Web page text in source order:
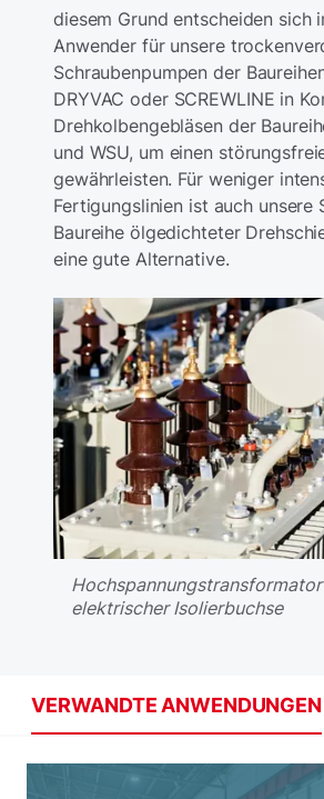
diesem Grund entscheiden sich
Anwender für unsere
Schraubenpumpen der
DRYVAC oder SCREWLINE in
Drehkolbengebläsen der
und WSU, um einen
gewährleisten. Für weniger
Fertigungslinien ist auch unsere
Baureihe ölgedichteter
eine gute Alternative.
elektrischer Isolierbuchse
VERWANDTE ANWENDUNGEN